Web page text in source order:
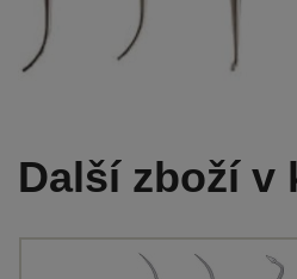
Další zboží v